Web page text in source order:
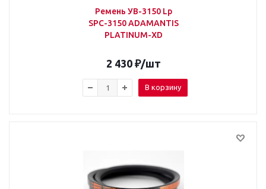
Ремень УВ-3150 Lp
SPС-3150 ADAMANTIS
PLATINUM-XD
2 430₽/шт
В корзину